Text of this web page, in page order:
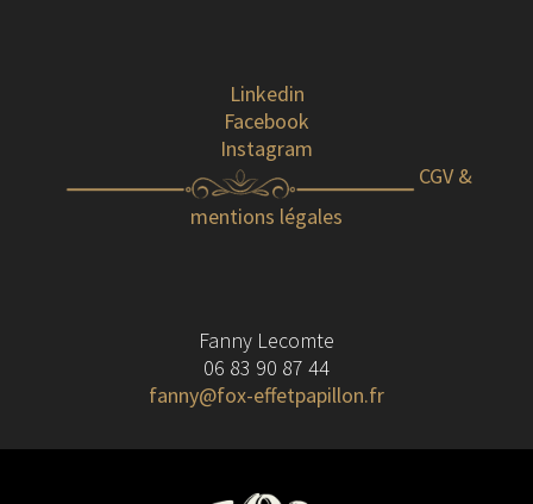
Linkedin
Facebook
Instagram
CGV &
mentions légales
Fanny Lecomte
06 83 90 87 44
fanny@fox-effetpapillon.fr